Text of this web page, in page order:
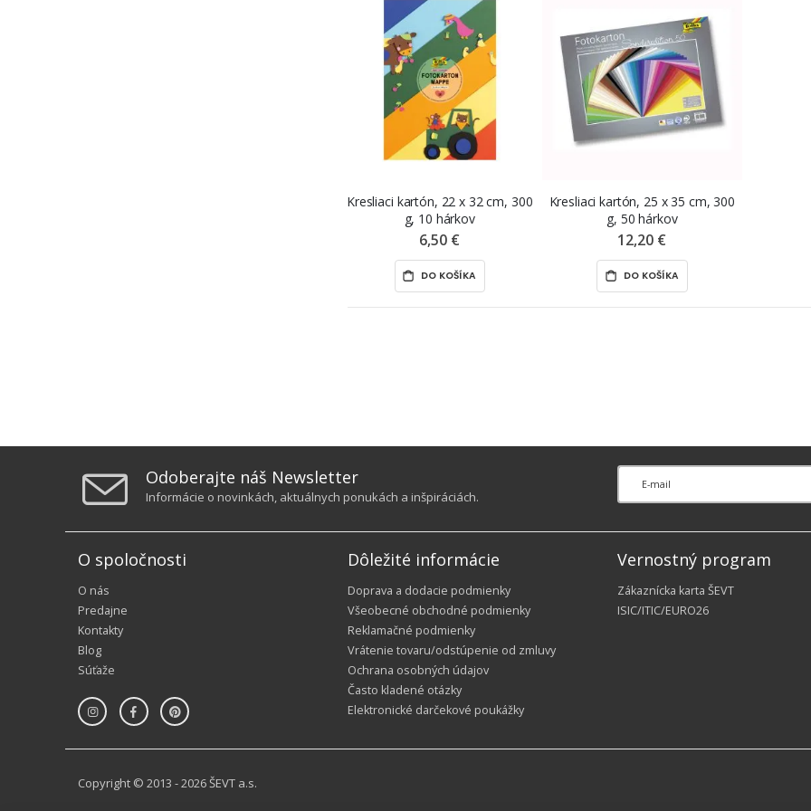
Kresliaci kartón, 22 x 32 cm, 300
g, 10 hárkov
6,50 €
DO KOŠÍKA
Kresliaci kartón, 25 x 35 cm, 300
g, 50 hárkov
12,20 €
DO KOŠÍKA
Odoberajte náš Newsletter
Informácie o novinkách, aktuálnych ponukách a inšpiráciách.
O spoločnosti
O nás
Predajne
Kontakty
Blog
Súťaže
Dôležité informácie
Doprava a dodacie podmienky
Všeobecné obchodné podmienky
Reklamačné podmienky
Vrátenie tovaru/odstúpenie od zmluvy
Ochrana osobných údajov
Často kladené otázky
Elektronické darčekové poukážky
Vernostný program
Zákaznícka karta ŠEVT
ISIC/ITIC/EURO26
Copyright © 2013 - 2026 ŠEVT a.s.